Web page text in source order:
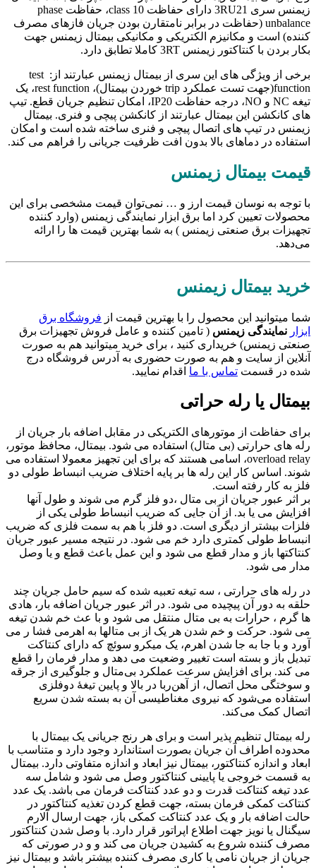
زیمنس سری 3RU21 دارای حفاظت class 10، حفاظت phase
unbalance (حفاظت در برابر نامتقارن بودن جریان فازهای مصرف
کننده) است و مکانیزم الکتریکی و مکانیکی بیمتال زیمنس جهت
بکار بردن با کنتاکتور زیمنس 3RT کاملا تطابق دارد.
برخی از ویژگی های این سری از بیمتال زیمنس عبارتند از: test
function(جهت تست عملکرد trip خوردن بیمتال)، rest function، یک
تیغه NC و NO، درجه حفاظت IP20، امکان تنظیم جریان قطع. تیپ
های کانکشن این بیمتال عبارتند از کانکشن پیچی و فنری. بیمتال
زیمنس در تیپ های اتصال پیچی و فنری ساخته شده است و امکان
استفاده در دماهای بالا بدون افت ظرفیت جریانی را فراهم می کند.
قیمت بیمتال زیمنس
با توجه به نوسان قیمت ارز و … نمی‌توان قیمت مشخصی برای این
محصولات تعیین کرد اما برق ابزار نمایندگی زیمنس (وارد کننده
تجهیزات برق صنعتی زیمنس ) به شما بهترین قیمت ها را ارائه
می‌دهد.
خرید بیمتال زیمنس
شما میتوانید این محصول را با بهترین قیمت از فروشگاه برق
ابزار نمایندگی زیمنس ( تامین کننده و عامل فروش تجهیزات برق
صنعتی زیمنس) خریداری کنید ، برای خرید میتوانید هم به صورت
آنلاین از سایت و هم به صورت حضوری به آدرس فروشگاه درج
شده در قسمت تماس با ما اقدام نمایید.
بیمتال یا رله حراتی
برای حفاظت از موتورهای الکتریکی در مقابل اضافه بار جریان از
رله های حرارتی (بی متال) استفاده می شود. بیمتال، محافظ موتور،
overload relay، اسامی هستند که برای این تجهیز معمولا استفاده می
شوند. اساس کار این رله ها بر پایه اختلاف ضریب انبساط طولی دو
فلز به کار رفته است.
بر اثر عبور جریان از بی متال ،دو فلز گرم می شوند و طول آنها
افزایش می یا بد. از آن جایی که ضریب انبساط طولی یکی از
فلزات بیشتر از دیگری است. دو فلز با هم به سمت فلزی که ضریب
انبساط طولی کمتری دارد خم می شود. در نتیجه مسیر عبور جریان
کنتاکتها باز و مدار قطع می شود و این عمل باعث قطع و یا وصل
مدار می شود.
در رله های حرارتی ، سه تیغه تعبیه شده که سیم حامل جریان چند
حلقه به دور آن پیچیده می شود. در اثر عبور جریان اضافه بار، هادی
ها گرم ، حرارات به بی متال منتقل می شود و با عث خم شدن تیغه
می شود. حرکت و خم شدن هر یک از بی متالها به اهرمی فشا ر می
آورد و با جا به جا شدن اهرم، یک میکرو سوئچ که دارای کنتاکت
تبدیل باز و بسته است تغییر وضعیت می دهد و مدار فرمان را قطع
می کند. برای افزایش سرعت عملکرد بی‌متال و جلوگیری از جرقه
و سوختگی محل اتصال، از آهن‌ربا در بالا و پایین تیغهٔ دوفلزی
استفاده می‌شود که نیروی مغناطیسی آن به بسته شدن سریع
اتصال کمک می‌کند.
رله بیمتال تنظیم پذیر است و برای هر رنج جریانی یک بیمتال با
محدوده اطراف آن جریان بصورت استاندارد وجود دارد و متناسب با
ابعاد و اندازه کنتاکتور، بیمتال نیز ابعاد و اندازه متفاوتی دارد. بیمتال
به قسمت خروجی یا پایینی کنتاکتور وصل می شود و شامل سه
عدد تیغه کنتاکت قدرت و دو عدد کنتاکت فرمان می باشد. یک عدد
کنتاکت کمکی فرمان بسته، جهت قطع کردن تغذیه کنتاکتور در
حالت اضافه بار و یک عدد کنتاکت کمکی باز، جهت ارسال آلارم
سیگنال یا نویز جهت اطلاع اپراتور قرار دارد. با وصل شدن کنتاکتور
مصرف کننده شروع به کشیدن جریان می کند و و در صورتی که
جریان از جریان نامی یا کاری مصرف کننده بیشتر باشد و بیمتال نیز